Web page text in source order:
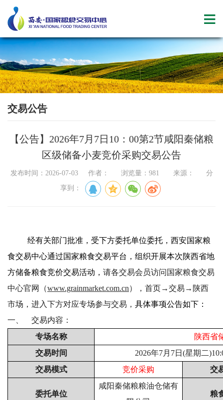
交易公告
【公告】2026年7月7日10：00第2节咸阳秦储粮
区级储备小麦竞价采购交易公告
发布时间：2026-07-03 作者： 浏览量：981 来源： 分
享到：
经有关部门批准，受下方委托单位委托，西安国家粮
食交易中心通过国家粮食交易平台，组织开展本次陕西省地
方储备粮食竞价交易活动， 请各交易会员访问国家粮食交易
中心官网（www.grainmarket.com.cn）， 首页→交易 → 陕西
市场 ，进入下方对应专场参与交易， 具体事项公告如下：
一、
交易内容：
专场名称
陕西省
交易时间
2026年7月7日(星期二)10:
交易模式
竞价采购 交
委托单位
咸阳秦储粮粮油仓储有
粮